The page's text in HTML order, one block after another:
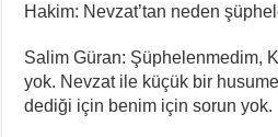
Hakim: Nevzat’tan neden
Salim Güran: Şüphelenmedim,
yok. Nevzat ile küçük bir
dediği için benim için sorun yok.